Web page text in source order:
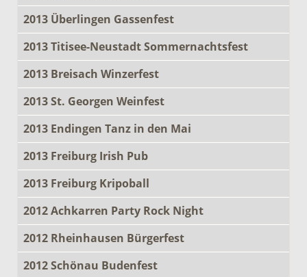
2013 Überlingen Gassenfest
2013 Titisee-Neustadt Sommernachtsfest
2013 Breisach Winzerfest
2013 St. Georgen Weinfest
2013 Endingen Tanz in den Mai
2013 Freiburg Irish Pub
2013 Freiburg Kripoball
2012 Achkarren Party Rock Night
2012 Rheinhausen Bürgerfest
2012 Schönau Budenfest